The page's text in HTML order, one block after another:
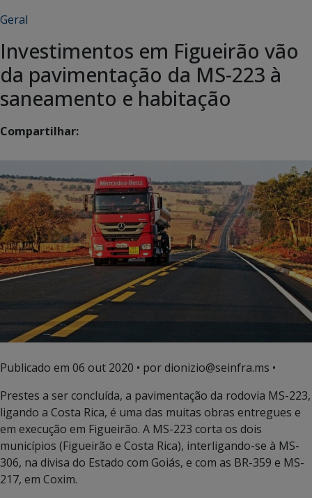
Geral
Investimentos em Figueirão vão
da pavimentação da MS-223 à
saneamento e habitação
Compartilhar:
Publicado em 06 out 2020 • por dionizio@seinfra.ms •
Prestes a ser concluída, a pavimentação da rodovia MS-223,
ligando a Costa Rica, é uma das muitas obras entregues e
em execução em Figueirão. A MS-223 corta os dois
municípios (Figueirão e Costa Rica), interligando-se à MS-
306, na divisa do Estado com Goiás, e com as BR-359 e MS-
217, em Coxim.